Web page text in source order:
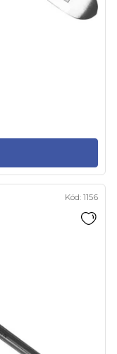
Kód: 1156